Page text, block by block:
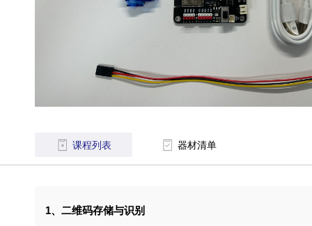
课程列表 器材清单
1、二维码存储与识别